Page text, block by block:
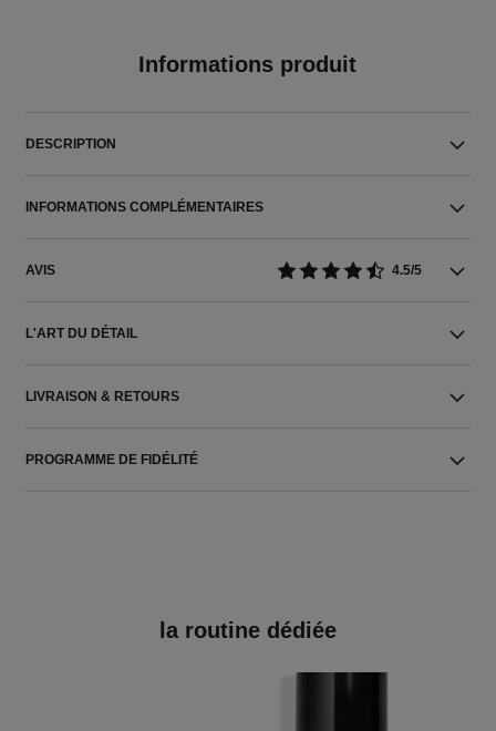
Informations produit
DESCRIPTION
INFORMATIONS COMPLÉMENTAIRES
AVIS 4.5/5
L'ART DU DÉTAIL
LIVRAISON & RETOURS
PROGRAMME DE FIDÉLITÉ
la routine dédiée